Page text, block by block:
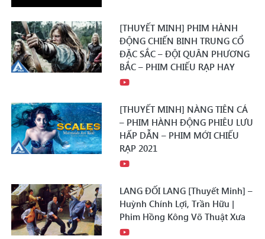
[THUYẾT MINH] PHIM HÀNH
ĐỘNG CHIẾN BINH TRUNG CỔ
ĐẶC SẮC – ĐỘI QUÂN PHƯƠNG
BẮC – PHIM CHIẾU RẠP HAY
[THUYẾT MINH] NÀNG TIÊN CÁ
– PHIM HÀNH ĐỘNG PHIÊU LƯU
HẤP DẪN – PHIM MỚI CHIẾU
RẠP 2021
LANG ĐỐI LANG [Thuyết Minh] –
Huỳnh Chính Lợi, Trần Hữu |
Phim Hồng Kông Võ Thuật Xưa